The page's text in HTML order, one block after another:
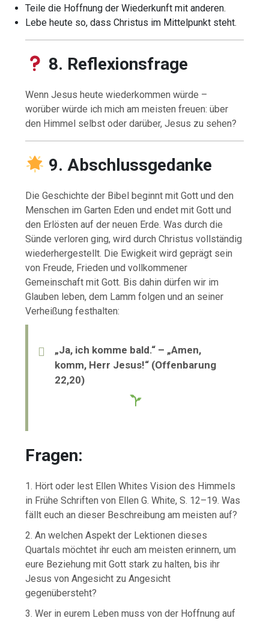
Teile die Hoffnung der Wiederkunft mit anderen.
Lebe heute so, dass Christus im Mittelpunkt steht.
8. Reflexionsfrage
Wenn Jesus heute wiederkommen würde –
worüber würde ich mich am meisten freuen: über
den Himmel selbst oder darüber, Jesus zu sehen?
9. Abschlussgedanke
Die Geschichte der Bibel beginnt mit Gott und den
Menschen im Garten Eden und endet mit Gott und
den Erlösten auf der neuen Erde. Was durch die
Sünde verloren ging, wird durch Christus vollständig
wiederhergestellt. Die Ewigkeit wird geprägt sein
von Freude, Frieden und vollkommener
Gemeinschaft mit Gott. Bis dahin dürfen wir im
Glauben leben, dem Lamm folgen und an seiner
Verheißung festhalten:
„Ja, ich komme bald.“ – „Amen,
komm, Herr Jesus!“ (Offenbarung
22,20)
Fragen:
1. Hört oder lest Ellen Whites Vision des Himmels
in Frühe Schriften von Ellen G. White, S. 12–19. Was
fällt euch an dieser Beschreibung am meisten auf?
2. An welchen Aspekt der Lektionen dieses
Quartals möchtet ihr euch am meisten erinnern, um
eure Beziehung mit Gott stark zu halten, bis ihr
Jesus von Angesicht zu Angesicht
gegenübersteht?
3. Wer in eurem Leben muss von der Hoffnung auf